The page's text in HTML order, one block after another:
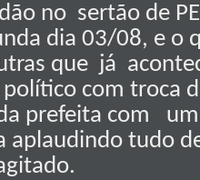
no sertão de
dia 03/08, e o
que já
com troca
prefeita com
um
aplaudindo tudo